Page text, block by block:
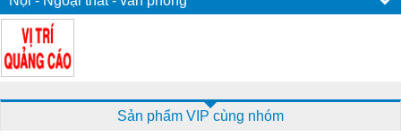
Sản phẩm VIP cùng nhóm